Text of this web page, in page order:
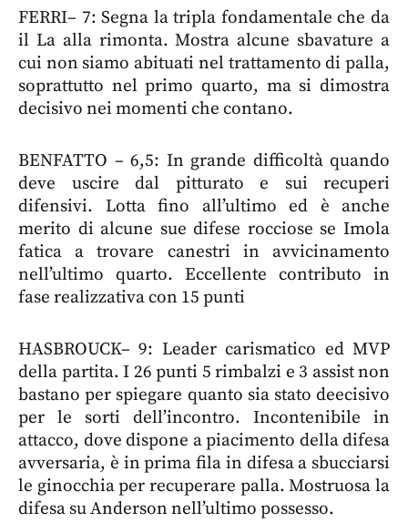
FERRI– 7: Segna la tripla fondamentale che da
il La alla rimonta. Mostra alcune sbavature a
cui non siamo abituati nel trattamento di palla,
soprattutto nel primo quarto, ma si dimostra
decisivo nei momenti che contano.
BENFATTO – 6,5: In grande difficoltà quando
deve uscire dal pitturato e sui recuperi
difensivi. Lotta fino all’ultimo ed è anche
merito di alcune sue difese rocciose se Imola
fatica a trovare canestri in avvicinamento
nell’ultimo quarto. Eccellente contributo in
fase realizzativa con 15 punti
HASBROUCK– 9: Leader carismatico ed MVP
della partita. I 26 punti 5 rimbalzi e 3 assist non
bastano per spiegare quanto sia stato deecisivo
per le sorti dell’incontro. Incontenibile in
attacco, dove dispone a piacimento della difesa
avversaria, è in prima fila in difesa a sbucciarsi
le ginocchia per recuperare palla. Mostruosa la
difesa su Anderson nell’ultimo possesso.